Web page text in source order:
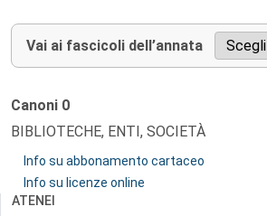
Vai ai fascicoli dell’annata
Canoni 0
BIBLIOTECHE, ENTI, SOCIETÀ
Info su abbonamento cartaceo
Info su licenze online
ATENEI